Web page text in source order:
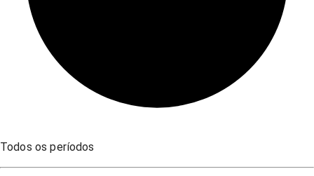
Todos os períodos